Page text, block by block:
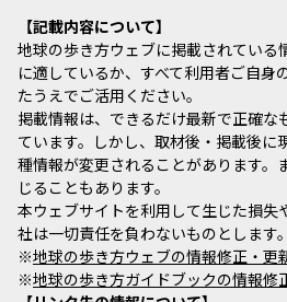
記載内容について
地球の歩き方ウェブに掲載されている
に適しているか、すべて利用者ご自身
たうえでご活用ください。
掲載情報は、できるだけ最新で正確な
ています。しかし、取材後・掲載後に
種情報が変更されることがあります。
じることもあります。
本ウェブサイトを利用して生じた損失
社は一切責任を負わないものとします。
※地球の歩き方ウェブの情報修正・更
※地球の歩き方ガイドブックの情報修